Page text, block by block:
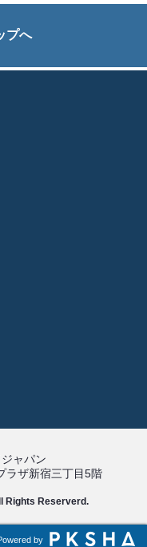
プへ
ャパン
ザ新宿三丁目5階
Rights Reserverd.
by